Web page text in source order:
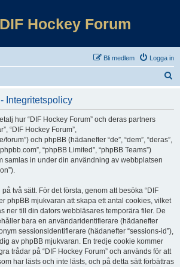
DIF Hockey Forum
Logga in
Bli medlem
Integritetspolicy
hur “DIF Hockey Forum” och deras partners
“DIF Hockey Forum”,
forum”) och phpBB (hädanefter “de”, “dem”, “deras”,
“phpBB Limited”, “phpBB Teams”)
samlas in under din användning av webbplatsen
två sätt. För det första, genom att besöka “DIF
phpBB mjukvaran att skapa ett antal cookies, vilket
ner till din dators webbläsares temporära filer. De
bara en användaridentifierare (hädanefter
sessionsidentifierare (hädanefter “sessions-id”),
av phpBB mjukvaran. En tredje cookie kommer
trådar på “DIF Hockey Forum” och används för att
har lästs och inte lästs, och på detta sätt förbättras